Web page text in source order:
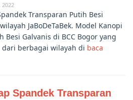
2022
Transparan Putih Besi
JaBoDeTaBek. Model Kanopi
Besi Galvanis di BCC Bogor yang
berbagai wilayah di baca
Spandek Transparan